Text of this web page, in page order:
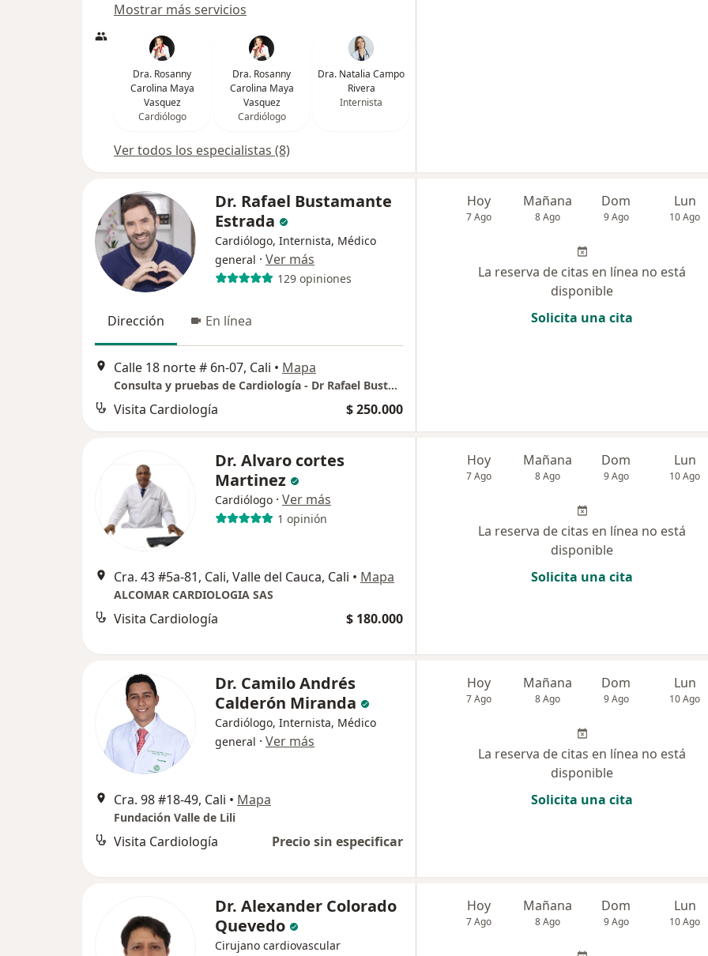
Mostrar más servicios
Dra. Rosanny
Carolina Maya
Vasquez
Cardiólogo
Dra. Rosanny
Carolina Maya
Vasquez
Cardiólogo
Dra. Natalia Campo
Rivera
Internista
Ver todos los especialistas (8)
Dr. Rafael Bustamante
Estrada
Cardiólogo, Internista, Médico
general · Ver más
129 opiniones
Dirección En línea
Calle 18 norte # 6n-07, Cali • Mapa
Consulta y pruebas de Cardiología - Dr Rafael Bustamante
Visita Cardiología $ 250.000
Hoy
7 Ago
Mañana
8 Ago
Dom
9 Ago
Lun
10 Ago
La reserva de citas en línea no está
disponible
Solicita una cita
Dr. Alvaro cortes
Martinez
Cardiólogo · Ver más
1 opinión
Cra. 43 #5a-81, Cali, Valle del Cauca, Cali • Mapa
ALCOMAR CARDIOLOGIA SAS
Visita Cardiología $ 180.000
Hoy
7 Ago
Mañana
8 Ago
Dom
9 Ago
Lun
10 Ago
La reserva de citas en línea no está
disponible
Solicita una cita
Dr. Camilo Andrés
Calderón Miranda
Cardiólogo, Internista, Médico
general · Ver más
Cra. 98 #18-49, Cali • Mapa
Fundación Valle de Lili
Visita Cardiología Precio sin especificar
Hoy
7 Ago
Mañana
8 Ago
Dom
9 Ago
Lun
10 Ago
La reserva de citas en línea no está
disponible
Solicita una cita
Dr. Alexander Colorado
Quevedo
Cirujano cardiovascular
Hoy
7 Ago
Mañana
8 Ago
Dom
9 Ago
Lun
10 Ago